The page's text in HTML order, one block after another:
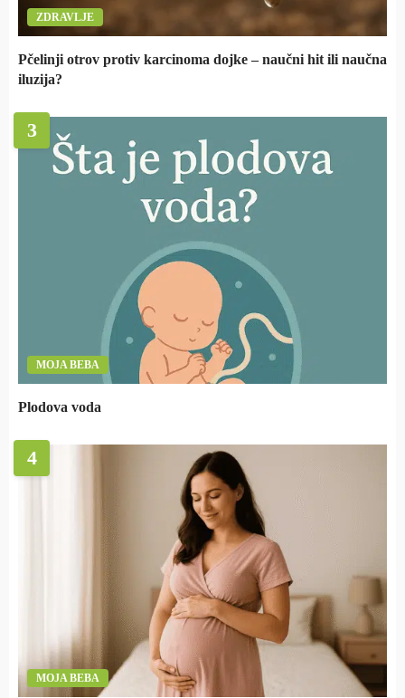
ZDRAVLJE
Pčelinji otrov protiv karcinoma dojke – naučni hit ili naučna
iluzija?
3
MOJA BEBA
Plodova voda
4
MOJA BEBA